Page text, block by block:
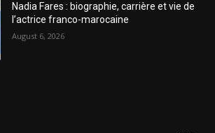
Nadia Fares : biographie, carrière et vie de
l’actrice franco-marocaine
August 6, 2026